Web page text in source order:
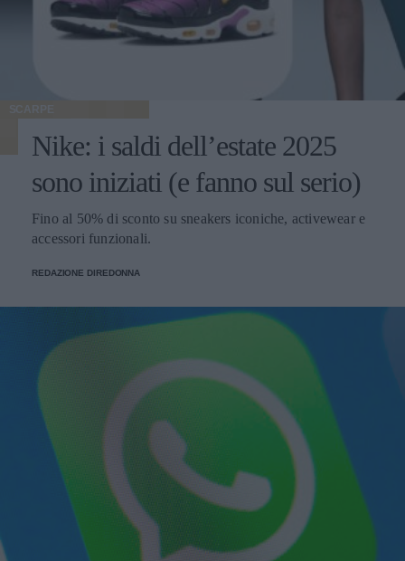
SCARPE
Nike: i saldi dell’estate 2025
sono iniziati (e fanno sul serio)
Fino al 50% di sconto su sneakers iconiche, activewear e
accessori funzionali.
REDAZIONE DIREDONNA